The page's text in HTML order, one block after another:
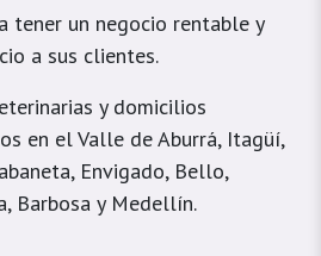
tener un negocio rentable y
a sus clientes.
y domicilios
en el Valle de Aburrá, Itagüí,
Envigado, Bello,
Barbosa y Medellín.